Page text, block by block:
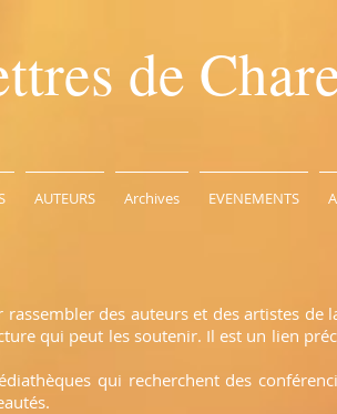
de
AUTEURS Archives EVENEMENTS
des auteurs et des artistes de
qui peut les soutenir. Il est un lien
qui recherchent des